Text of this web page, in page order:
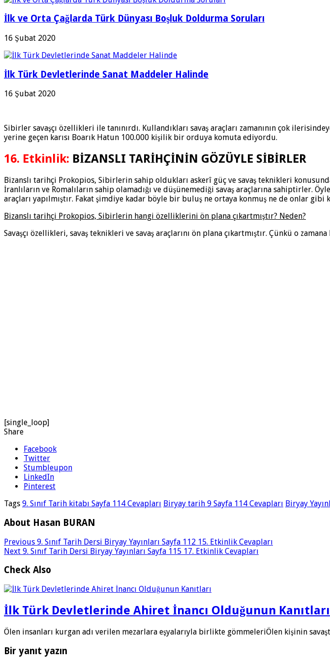
İlk ve Orta Çağlarda Türk Dünyası Boşluk Doldurma Soruları
16 Şubat 2020
İlk Türk Devletlerinde Sanat Maddeler Halinde
16 Şubat 2020
Sibirler savaşçı özellikleri ile tanınırdı. Kullandıkları savaş araçları zamanının çok
yerine geçen karısı Boarık Hatun 100.000 kişilik bir orduya komuta ediyordu.
16. Etkinlik: BİZANSLI TARİHÇİNİN GÖZÜYLE SİBİRLER
Bizanslı tarihçi Prokopios, Sibirlerin sahip oldukları askerî güç ve savaş teknikleri
İranlıların ve Romalıların sahip olamadığı ve düşünemediği savaş araçlarına sahiptirler.
araçları yapılmıştır. Fakat şimdiye kadar böyle bir buluş ne ortaya konmuş ne de onlar
Bizanslı tarihçi Prokopios, Sibirlerin hangi özelliklerini ön plana çıkartmıştır? Neden?
Savaşçı özellikleri, savaş teknikleri ve savaş araçlarını ön plana çıkartmıştır. Çünkü o
[single_loop]
Share
Facebook
Twitter
Stumbleupon
LinkedIn
Pinterest
Tags 9. Sınıf Tarih kitabı Sayfa 114 Cevapları Biryay tarih 9 Sayfa 114 Cevapları Biryay
About Hasan BURAN
Previous 9. Sınıf Tarih Dersi Biryay Yayınları Sayfa 112 15. Etkinlik Cevapları
Next 9. Sınıf Tarih Dersi Biryay Yayınları Sayfa 115 17. Etkinlik Cevapları
Check Also
İlk Türk Devletlerinde Ahiret İnancı Olduğunun Kanıtları
Ölen insanları kurgan adı verilen mezarlara eşyalarıyla birlikte gömmeleriÖlen kişinin
Bir yanıt yazın